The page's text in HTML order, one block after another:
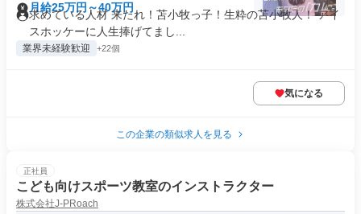
月給25万円～40万円
求めている人材 来たれ！苫小牧っ子！生粋の苫小牧人！ アイ
スホッケーに人生捧げてまし...
業界未経験歓迎 +22個
気になる
この企業の類似求人を見る
正社員
こども向けスポーツ教室のインストラクター
株式会社J-PRoach